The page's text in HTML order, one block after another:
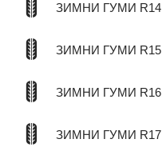
ЗИМНИ ГУМИ R14
ЗИМНИ ГУМИ R15
ЗИМНИ ГУМИ R16
ЗИМНИ ГУМИ R17